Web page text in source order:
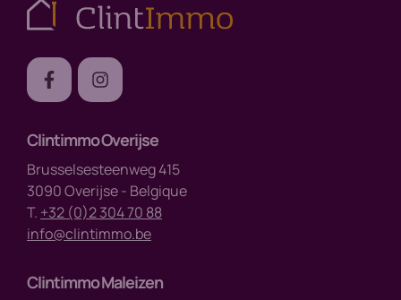
Clintimmo Overijse
Brusselsesteenweg 415
3090 Overijse - Belgique
T. +32 (0)2 304 70 88
info@clintimmo.be
Clintimmo Maleizen